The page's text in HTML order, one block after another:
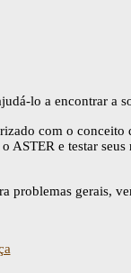
lo a encontrar a
com o
ASTER e testar
problemas gerais,